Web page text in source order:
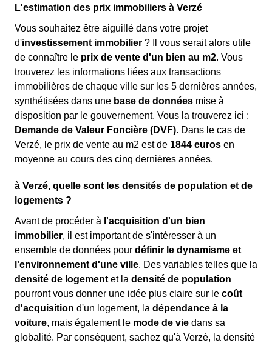
L'estimation des prix immobiliers à Verzé
Vous souhaitez être aiguillé dans votre projet
d'investissement immobilier ? Il vous serait alors utile
de connaître le prix de vente d'un bien au m2. Vous
trouverez les informations liées aux transactions
immobilières de chaque ville sur les 5 dernières années,
synthétisées dans une base de données mise à
disposition par le gouvernement. Vous la trouverez ici :
Demande de Valeur Foncière (DVF). Dans le cas de
Verzé, le prix de vente au m2 est de 1844 euros en
moyenne au cours des cinq dernières années.
à Verzé, quelle sont les densités de population et de
logements ?
Avant de procéder à l'acquisition d'un bien
immobilier, il est important de s'intéresser à un
ensemble de données pour définir le dynamisme et
l'environnement d'une ville. Des variables telles que la
densité de logement et la densité de population
pourront vous donner une idée plus claire sur le coût
d'acquisition d'un logement, la dépendance à la
voiture, mais également le mode de vie dans sa
globalité. Par conséquent, sachez qu'à Verzé, la densité